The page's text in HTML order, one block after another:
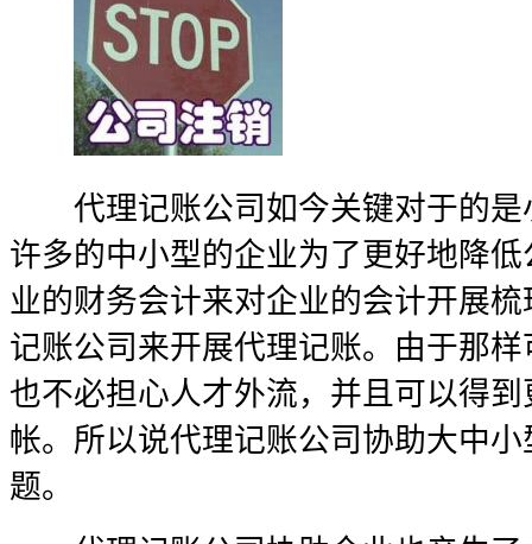
代理记账公司如今关键对于的是
许多的中小型的企业为了更好地降
业的财务会计来对企业的会计开展
记账公司来开展代理记账。由于那
也不必担心人才外流，并且可以得
帐。所以说代理记账公司协助大中
题。